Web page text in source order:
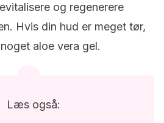
og regenerere
Hvis din hud er meget tør,
aloe vera gel.
Læs også: